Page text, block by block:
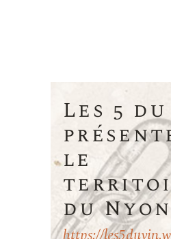
Les 5
le
du